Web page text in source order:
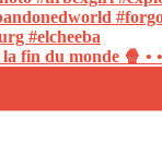
fin du monde 🍿 •